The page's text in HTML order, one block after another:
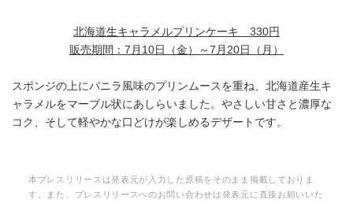
北海道生キャラメルプリンケーキ 330円
販売期間：7月10日（金）～7月20日（月）
スポンジの上にバニラ風味のプリンムースを重ね、北海道産生キ
ャラメルをマーブル状にあしらいました。やさしい甘さと濃厚な
コク、そして軽やかな口どけが楽しめるデザートです。
本プレスリリースは発表元が入力した原稿をそのまま掲載しておりま
す。また、プレスリリースへのお問い合わせは発表元に直接お願いいた